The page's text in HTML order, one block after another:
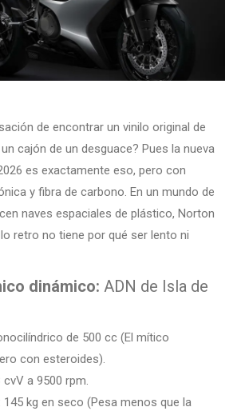
de encontrar un vinilo original de
cajón de un desguace? Pues la nueva
es exactamente eso, pero con
y fibra de carbono. En un mundo de
naves espaciales de plástico, Norton
retro no tiene por qué ser lento ni
dinámico: ADN de Isla de
de 500 cc (El mítico
con esteroides).
cvV a 9500 rpm.
145 kg en seco (Pesa menos que la